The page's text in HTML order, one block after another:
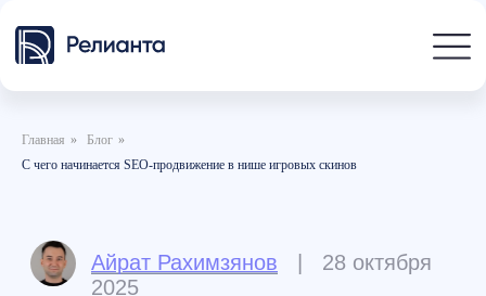
Главная » Блог »
С чего начинается SEO-продвижение в нише игровых скинов
С чего начинается
SEO-продвижение в